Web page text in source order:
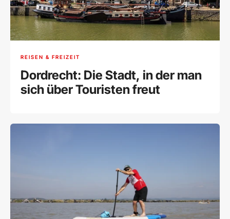
REISEN & FREIZEIT
Dordrecht: Die Stadt, in der man
sich über Touristen freut